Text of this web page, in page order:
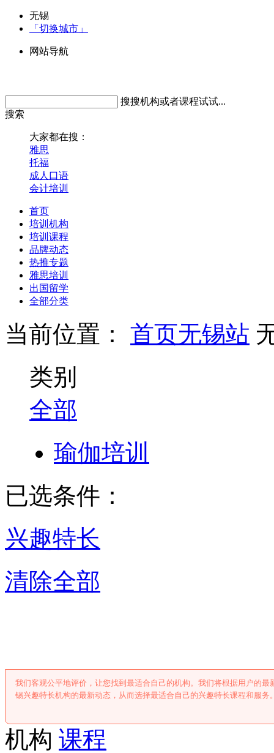
无锡
「切换城市」
网站导航
搜搜机构或者课程试试...
搜索
大家都在搜：
雅思
托福
成人口语
会计培训
首页
培训机构
培训课程
品牌动态
热推专题
雅思培训
出国留学
全部分类
当前位置： 首页无锡站
类别
全部
瑜伽培训
已选条件：
兴趣特长
清除全部
我们客观公平地评价，让您找到最适合自己的机构。我们将根据用户的
锡兴趣特长机构的最新动态，从而选择最适合自己的兴趣特长课程和服务
机构 课程